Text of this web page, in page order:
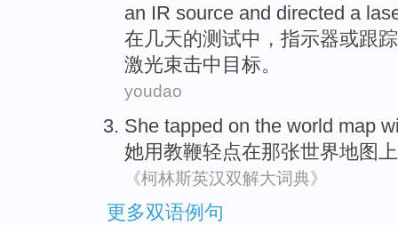
an IR source and directed a
在 几天的测试中， 指示器或跟踪
激光束击中目标。
youdao
She tapped on the world map
她用教鞭轻点在那张世界地图
《柯林斯英汉双解大词典》
更多双语例句